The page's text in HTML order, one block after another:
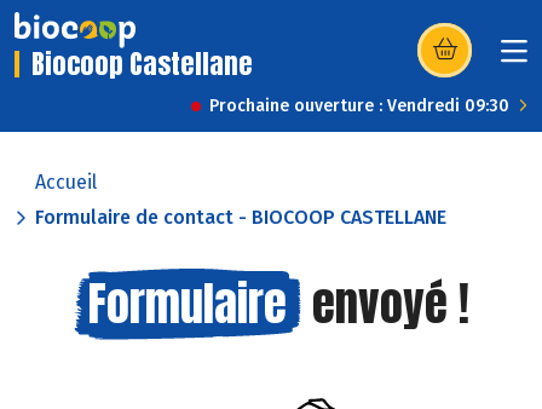
Biocoop Castellane (s’ouvre dans
Prochaine ouverture : Vendredi 09:30
Accueil
Formulaire de contact - BIOCOOP CASTELLANE
Formulaire envoyé !